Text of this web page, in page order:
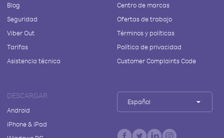
Blog
Seguridad
Viber Out
Tarifas
Asistencia técnica
Centro de marcas
Ofertas de trabajo
Términos y políticas
Política de privacidad
Customer Complaints Code
DESCARGAR
Android
iPhone & iPad
Español